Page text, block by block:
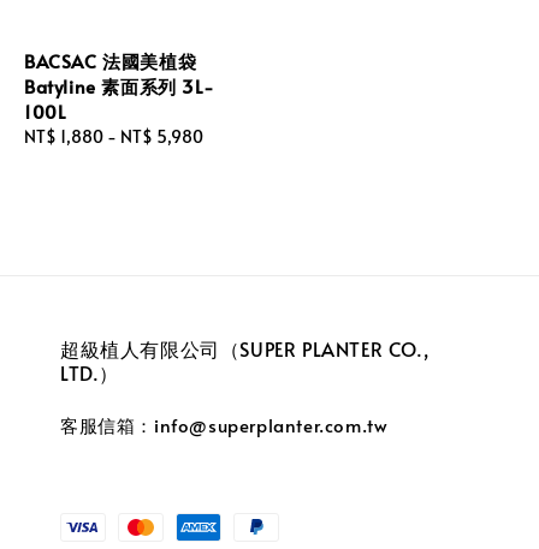
BACSAC 法國美植袋
Batyline 素面系列 3L-
100L
Regular
NT$ 1,880 - NT$ 5,980
超級植人有限公司（SUPER PLANTER CO.,
LTD.）
客服信箱：info@superplanter.com.tw